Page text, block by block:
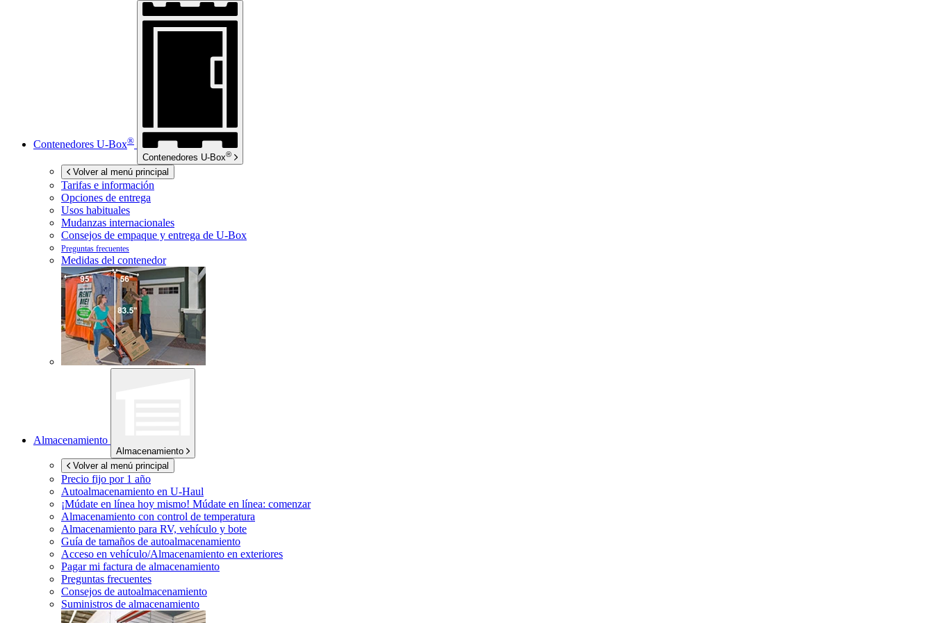
Contenedores U-Box®
Contenedores U-Box®
Volver al menú principal
Tarifas e información
Opciones de entrega
Usos habituales
Mudanzas internacionales
Consejos de empaque y entrega de U-Box
Preguntas frecuentes
Medidas del contenedor
Almacenamiento
Almacenamiento
Volver al menú principal
Precio fijo por 1 año
Autoalmacenamiento en U-Haul
¡Múdate en línea hoy mismo! Múdate en línea: comenzar
Almacenamiento con control de temperatura
Almacenamiento para RV, vehículo y bote
Guía de tamaños de autoalmacenamiento
Acceso en vehículo/Almacenamiento en exteriores
Pagar mi factura de almacenamiento
Preguntas frecuentes
Consejos de autoalmacenamiento
Suministros de almacenamiento